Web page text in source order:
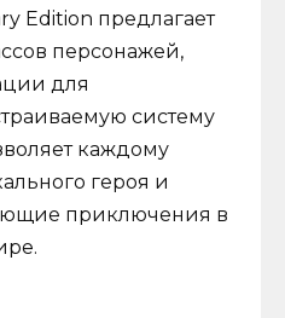
Edition предлагает
персонажей,
для
систему
каждому
героя и
приключения в